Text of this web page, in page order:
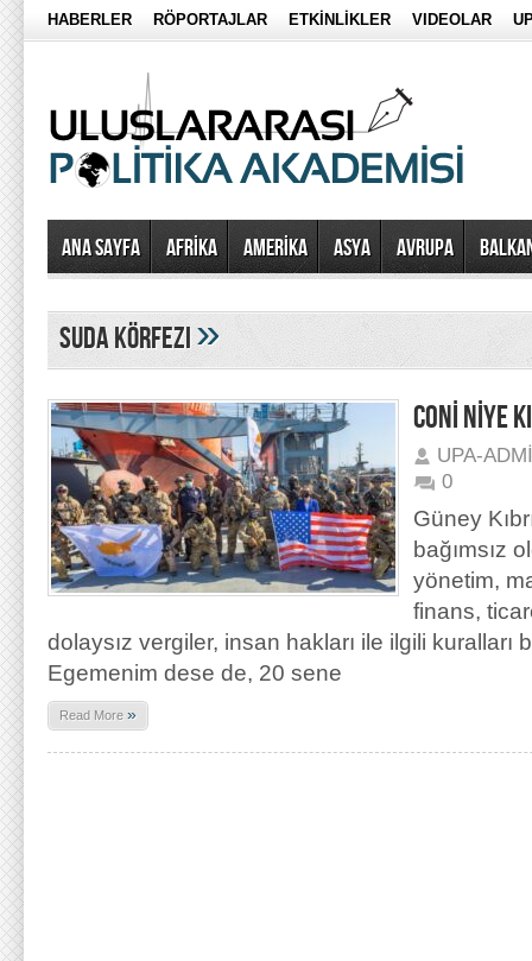
HABERLER RÖPORTAJLAR ETKİNLİKLER VIDEOLAR
Ana Sayfa AFRİKA AMERİKA ASYA AVRUPA
suda körfezi»
CONİ NİYE
UPA-
0
Güney
bağımsız
yönetim,
finans,
dolaysız vergiler, insan hakları ile ilgili kuralları
Egemenim dese de, 20 sene
Read More »